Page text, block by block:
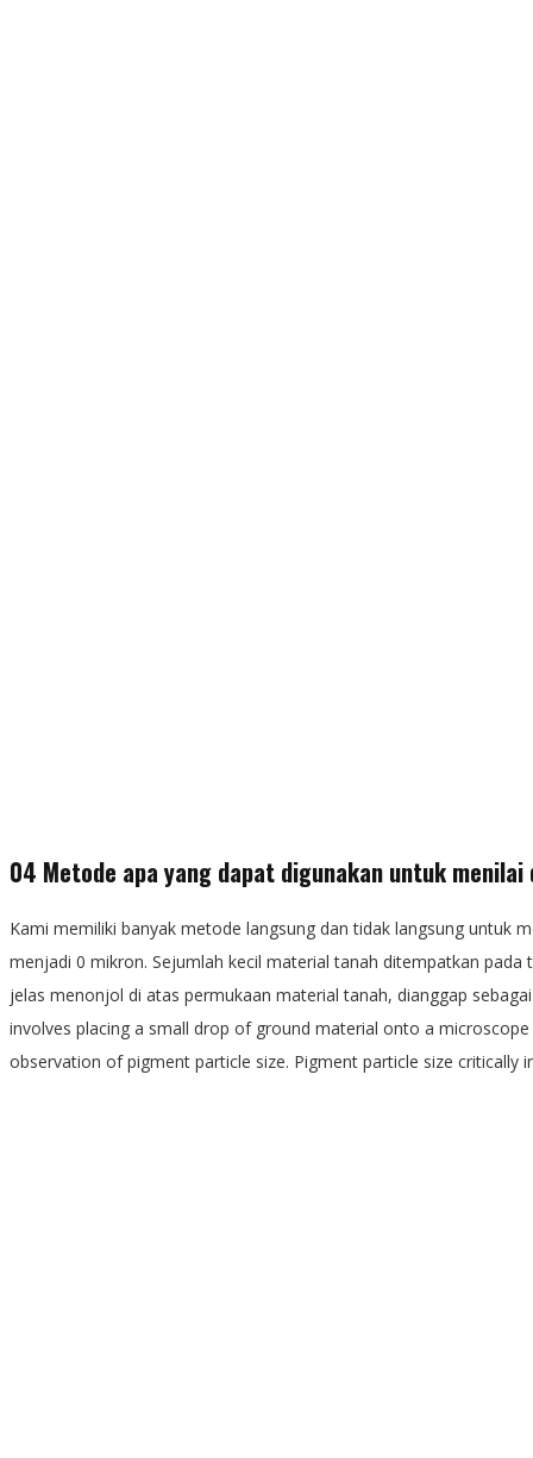
04 Metode apa yang dapat digunakan untuk
Kami memiliki banyak metode langsung dan tidak langsung untuk
menjadi 0 mikron. Sejumlah kecil material tanah ditempatkan
jelas menonjol di atas permukaan material tanah, dianggap
involves placing a small drop of ground material onto a
observation of pigment particle size. Pigment particle size